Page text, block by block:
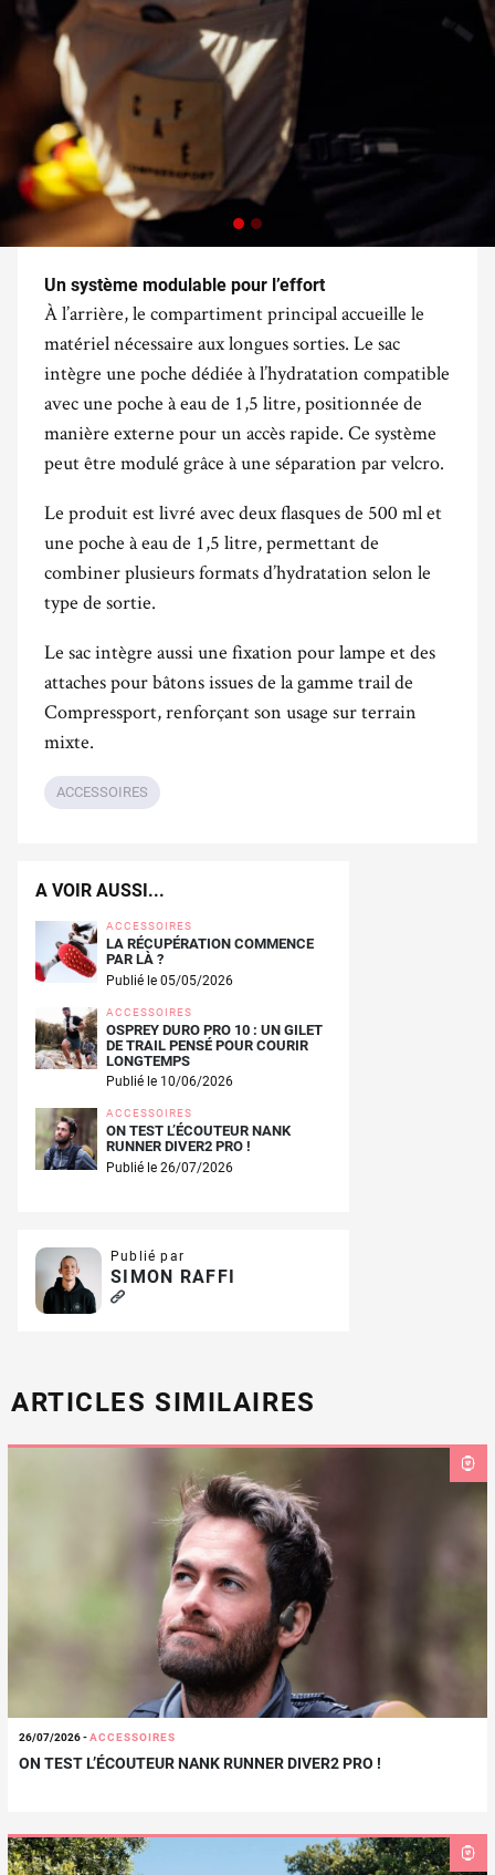
Un système modulable pour l’effort
À l’arrière, le compartiment principal accueille le
matériel nécessaire aux longues sorties. Le sac
intègre une poche dédiée à l’hydratation compatible
avec une poche à eau de 1,5 litre, positionnée de
manière externe pour un accès rapide. Ce système
peut être modulé grâce à une séparation par velcro.
Le produit est livré avec deux flasques de 500 ml et
une poche à eau de 1,5 litre, permettant de
combiner plusieurs formats d’hydratation selon le
type de sortie.
Le sac intègre aussi une fixation pour lampe et des
attaches pour bâtons issues de la gamme trail de
Compressport, renforçant son usage sur terrain
mixte.
ACCESSOIRES
A VOIR AUSSI...
ACCESSOIRES
LA RÉCUPÉRATION COMMENCE
PAR LÀ ?
Publié le 05/05/2026
ACCESSOIRES
OSPREY DURO PRO 10 : UN GILET
DE TRAIL PENSÉ POUR COURIR
LONGTEMPS
Publié le 10/06/2026
ACCESSOIRES
ON TEST L’ÉCOUTEUR NANK
RUNNER DIVER2 PRO !
Publié le 26/07/2026
Publié par
SIMON RAFFI
ARTICLES SIMILAIRES
26/07/2026-ACCESSOIRES
ON TEST L’ÉCOUTEUR NANK RUNNER DIVER2 PRO !